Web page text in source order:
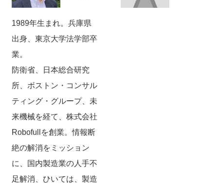
1989年生まれ。兵庫県
出身、東京大学法学部卒
業。
防衛省、日本総合研究
所、ボストン・コンサル
ティング・グループ、未
来機械を経て、株式会社
Robofullを創業。情報断
絶の解消をミッション
に、国内製造業の人手不
足解消、ひいては、製造